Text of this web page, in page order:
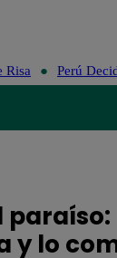
Risa Perú
y lo